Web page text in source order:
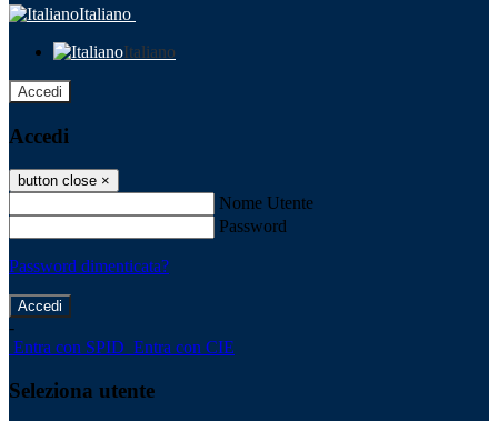
Italiano
Italiano
Accedi
Accedi
button close ×
Nome Utente
Password
Password dimenticata?
-
Entra con SPID Entra con CIE
Seleziona utente